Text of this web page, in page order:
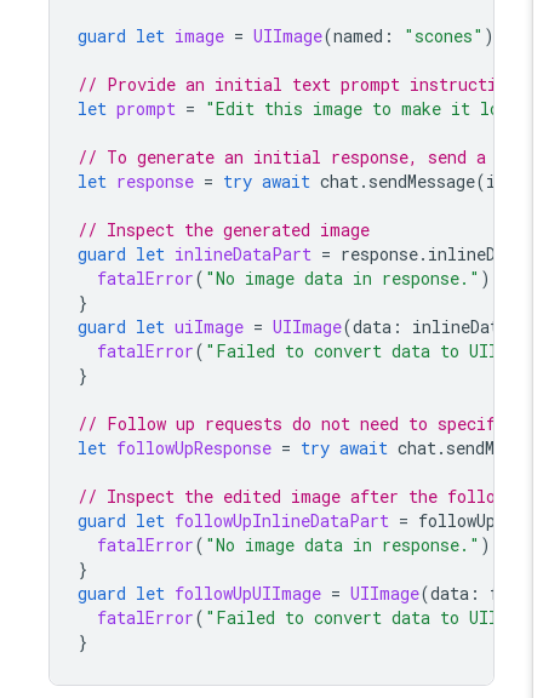
guard let image = UIImage(named "scones"
// Provide an initial text prompt instructing
let prompt "Edit this image to make it look
// To generate an initial response, send a
let response = try await chat.sendMessage(
// Inspect the generated image
guard let inlineDataPart = response.
fatalError ("No image data in response."
guard let uiImage = UIImage(data :
fatalError ( "Failed to convert data to
// Follow up requests do not need to specify
let followUpResponse = try await chat.
// Inspect the edited image after the follow
guard let followUpInlineDataPart =
fatalError ("No image data in response."
guard let followUpUIImage = UIImage(data :
fatalError ( "Failed to convert data to